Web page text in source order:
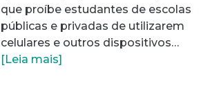
que proíbe estudantes de escolas
públicas e privadas de utilizarem
celulares e outros dispositivos…
[Leia mais]